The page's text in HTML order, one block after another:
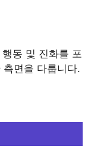
동 및 진화를 포
면을 다룹니다.